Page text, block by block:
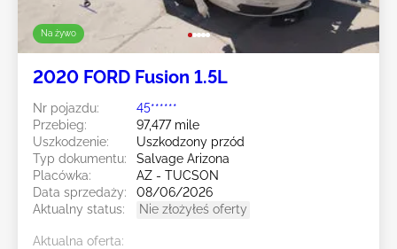
Na żywo
2020 FORD Fusion 1.5L
Nr pojazdu:
45******
Przebieg:
97,477 mile
Uszkodzenie:
Uszkodzony przód
Typ dokumentu:
Salvage Arizona
Placówka:
AZ - TUCSON
Data sprzedaży:
08/06/2026
Aktualny status:
Nie złożyłeś oferty
Aktualna oferta: